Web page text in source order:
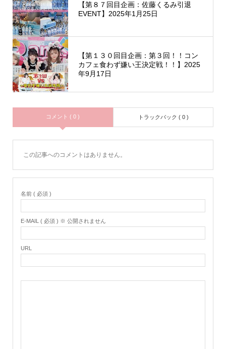
【第８７回目企画：佐藤くるみ引退
EVENT】2025年1月25日
【第１３０回目企画：第３回！！コン
カフェ食わず嫌い王決定戦！！】2025
年9月17日
コメント ( 0 ) トラックバック ( 0 )
この記事へのコメントはありません。
名前 ( 必須 )
E-MAIL ( 必須 ) ※ 公開されません
URL